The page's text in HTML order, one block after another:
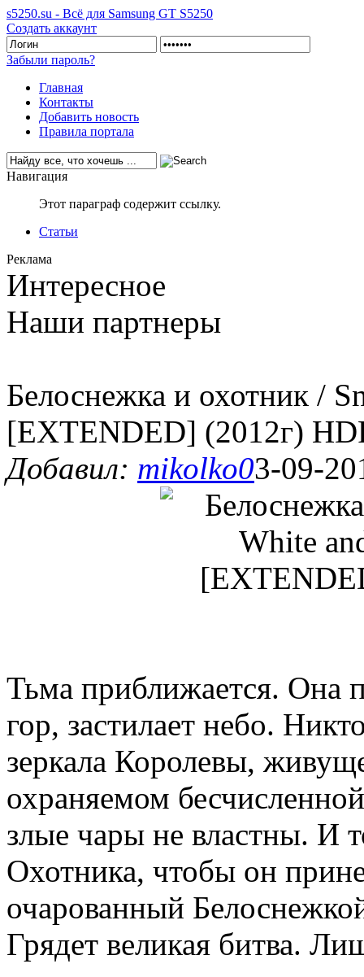
s5250.su - Всё для Samsung GT S5250
Создать аккаунт
Забыли пароль?
Главная
Контакты
Добавить новость
Правила портала
Навигация
Этот параграф содержит ссылку.
Статьи
Реклама
Интересное
Наши партнеры
Белоснежка и охотник /
[EXTENDED] (2012г)
Добавил: mikolko03-09-
Тьма приближается. Она
гор, застилает небо.
зеркала Королевы,
охраняемом
злые чары не властны. И
Охотника, чтобы он
очарованный
Грядет великая битва.